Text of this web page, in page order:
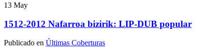
13 May
1512-2012 Nafarroa bizirik: LIP-DUB popular
Publicado en Últimas Coberturas